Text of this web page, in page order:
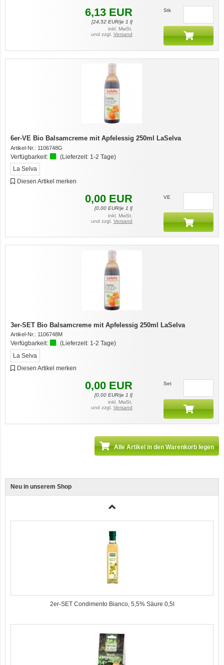
Neu in unserem Shop
12er-VE Ente, Reis und Karotten 400 g BioPur Bio Hundefutter
Ente, Reis und Karotten 400g BioPur Bio Hundefutter
2er-SET Condimento Bianco, 5,5% Säure 0,5l
6,13 EUR
[24,52EUR/je 1 l]
inkl. MwSt.
und zzgl. Versand
Stk
6er-VE Bio Balsamcreme mit Apfelessig 250ml LaSelva
Artikel-Nr.: 1106748G
Verfügbarkeit: (Lieferzeit: 1-2 Tage)
La Selva
Diesen Artikel merken
0,00 EUR
[0,00EUR/je 1 l]
inkl. MwSt.
und zzgl. Versand
VE
3er-SET Bio Balsamcreme mit Apfelessig 250ml LaSelva
Artikel-Nr.: 1106748M
Verfügbarkeit: (Lieferzeit: 1-2 Tage)
La Selva
Diesen Artikel merken
0,00 EUR
[0,00EUR/je 1 l]
inkl. MwSt.
und zzgl. Versand
Set
Alle Artikel in den Warenkorb legen